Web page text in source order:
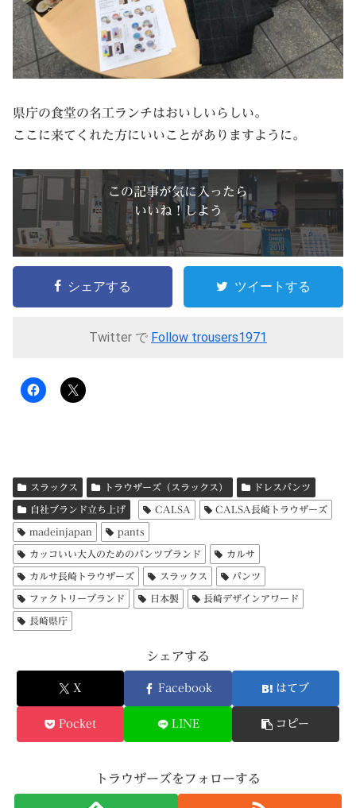
県庁の食堂の名工ランチはおいしいらしい。
ここに来てくれた方にいいことがありますように。
この記事が気に入ったら
いいね ! しよう
シェアする ツイートする
Twitter で Follow trousers1971
スラックス トラウザーズ（スラックス） ドレスパンツ
自社ブランド立ち上げ CALSA CALSA長崎トラウザーズ
madeinjapan pants
カッコいい大人のためのパンツブランド カルサ
カルサ長崎トラウザーズ スラックス パンツ
ファクトリーブランド 日本製 長崎デザインアワード
長崎県庁
シェアする
X Facebook はてブ
Pocket LINE コピー
トラウザーズをフォローする